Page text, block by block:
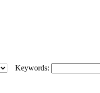
Keywords: